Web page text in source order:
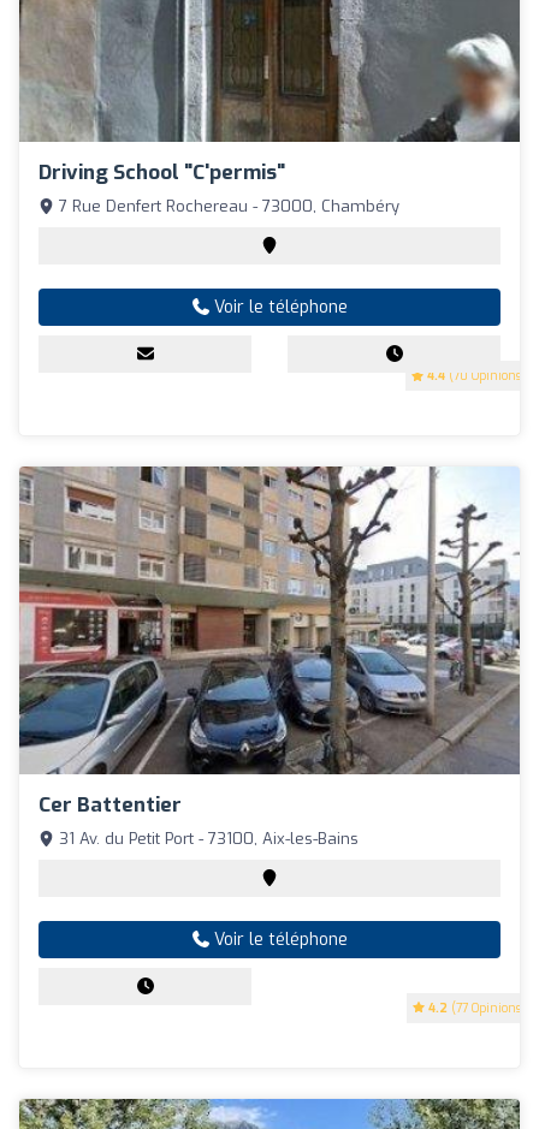
Driving School "C'permis"
4.4 (70 Opinions)
7 Rue Denfert Rochereau - 73000, Chambéry
Voir le téléphone
Cer Battentier
4.2 (77 Opinions)
31 Av. du Petit Port - 73100, Aix-les-Bains
Voir le téléphone